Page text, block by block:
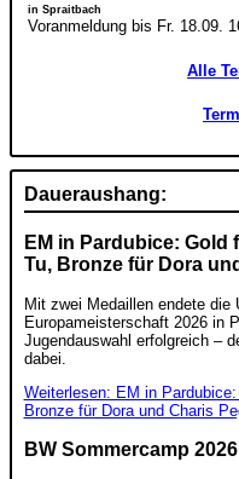
in Spraitbach
Voranmeldung bis Fr. 18.09.
Alle
Daueraushang:
EM in Pardubice: Gold
Tu, Bronze für Dora
Mit zwei Medaillen endete die
Europameisterschaft 2026 in
Jugendauswahl erfolgreich –
dabei.
Weiterlesen: EM in
Bronze für Dora und Charis
BW Sommercamp 2026